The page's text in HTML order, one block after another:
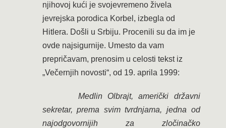
njihovoj kući je svojevremeno živela
jevrejska porodica Korbel, izbegla od
Hitlera. Došli u Srbiju. Procenili su da im je
ovde najsigurnije. Umesto da vam
prepričavam, prenosim u celosti tekst iz
„Večernjih novosti“, od 19. aprila 1999:
Medlin Olbrajt, američki državni
sekretar, prema svim tvrdnjama, jedna od
najodgovornijih za zločinačko